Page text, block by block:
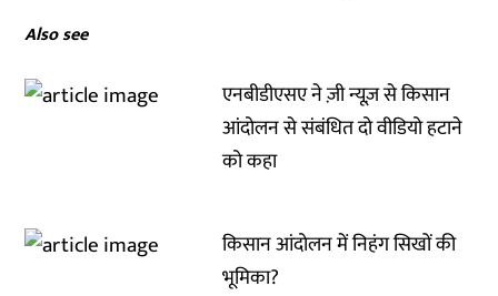
Also see
एनबीडीएसए ने ज़ी न्यूज़ से किसान
आंदोलन से संबंधित दो वीडियो हटाने
को कहा
किसान आंदोलन में निहंग सिखों की
भूमिका?